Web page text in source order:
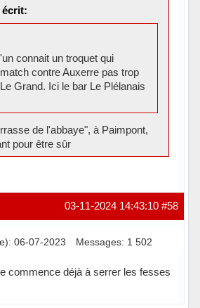
écrit:
connait un troquet qui
contre Auxerre pas trop
Grand. Ici le bar Le Plélanais
de l'abbaye", à Paimpont,
pour être sûr
#58
03-11-2024 14:43:10
06-07-2023 Messages: 1 502
commence déjà à serrer les fesses